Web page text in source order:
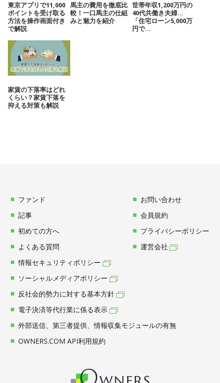
東京アプリで11,000
ポイントを受け取る
方法を操作画面付き
で解説
馬主の費用を徹底比
較！一口馬主の仕組
みと魅力を紹介
世帯年収1,200万円の
40代共働き夫婦…
「住宅ローン5,000万
円で...
家賃の下落率はどれ
くらい？家賃下落を
抑える対策も解説
ファンド
記事
初めての方へ
よくある質問
お問い合わせ
会員規約
プライバシーポリシー
運営会社
情報セキュリティポリシー
ソーシャルメディアポリシー
反社会的勢力に対する基本方針
電子決済等代行業に係る表示
外部送信、第三者提供、情報収集モジュールの有無
OWNERS.COM API利用規約